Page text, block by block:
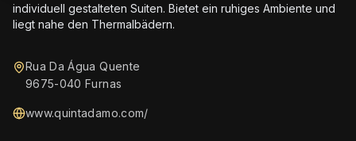
individuell gestalteten Suiten. Bietet ein ruhiges Ambiente und
liegt nahe den Thermalbädern.
Rua Da Água Quente
9675-040 Furnas
www.quintadamo.com/